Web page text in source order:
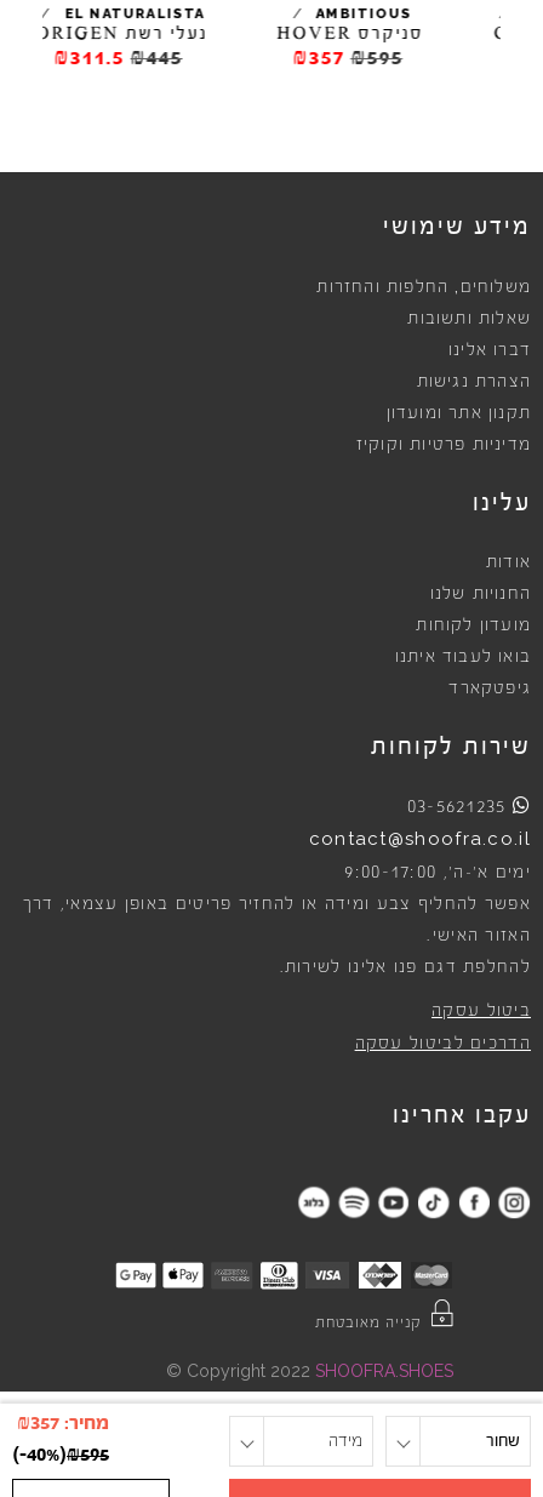
שחור מידה
מחיר: ₪357
₪595
(
-40%
)
AMBITIOUS
/
סניקרס HOVER
₪595
₪357
EL NATURALISTA
/
נעלי רשת ORIGEN
₪445
₪311.5
מידע שימושי
משלוחים , החלפות והחזרות
שאלות ותשובות
דברו אלינו
הצהרת נגישות
תקנון אתר ומועדון
מדיניות פרטיות וקוקיז
עלינו
אודות
החנויות שלנו
מועדון לקוחות
בואו לעבוד איתנו
גיפטקארד
שירות לקוחות
03-5621235
contact@shoofra.co.il
ימים א׳-ה׳, 9:00-17:00
אפשר להחליף צבע ומידה או להחזיר פריטים באופן עצמאי, דרך
האזור האישי.
להחלפת דגם פנו אלינו לשירות.
ביטול עסקה
הדרכים לביטול עסקה
עקבו אחרינו
קנייה מאובטחת
Copyright 2022 SHOOFRA.SHOES
©